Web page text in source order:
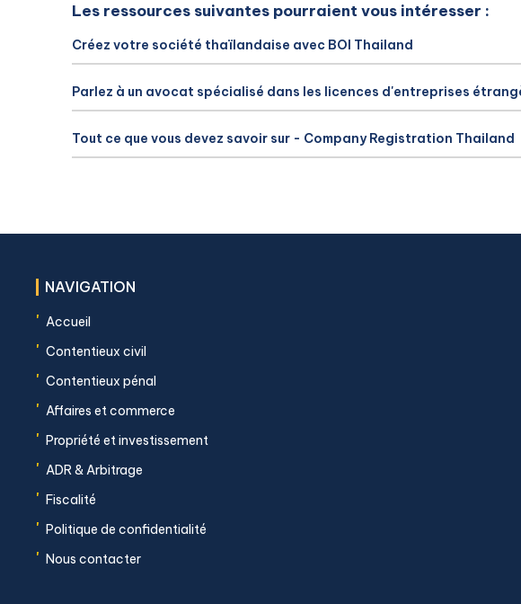
Les ressources suivantes pourraient vous intéresser :
Créez votre société thaïlandaise avec BOI Thailand
Parlez à un avocat spécialisé dans les licences d'entreprises
Tout ce que vous devez savoir sur - Company Registration Thailand
NAVIGATION
' Accueil
' Contentieux civil
' Contentieux pénal
' Affaires et commerce
' Propriété et investissement
' ADR & Arbitrage
' Fiscalité
' Politique de confidentialité
' Nous contacter